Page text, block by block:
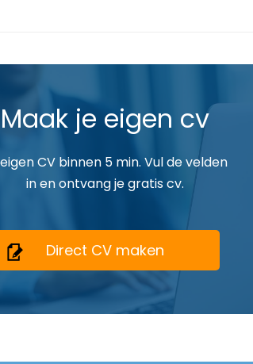
Maak je eigen cv
CV binnen 5 min. Vul de velden
in en ontvang je gratis cv.
Direct CV maken